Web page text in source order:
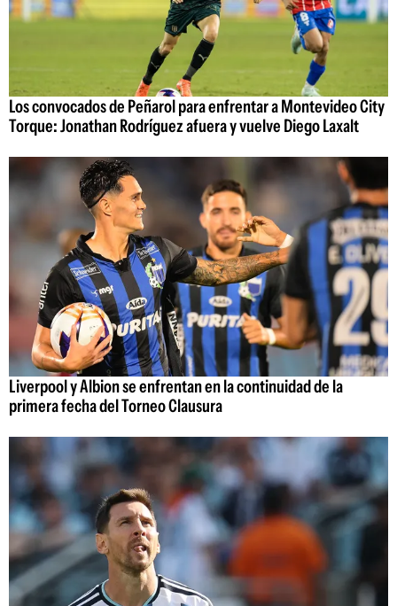
Los convocados de Peñarol para enfrentar a Montevideo City
Torque: Jonathan Rodríguez afuera y vuelve Diego Laxalt
Liverpool y Albion se enfrentan en la continuidad de la
primera fecha del Torneo Clausura